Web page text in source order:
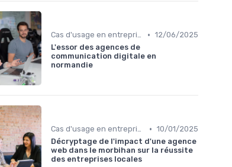
Cas d'usage en entreprise • 12/06/2025
L'essor des agences de
communication digitale en
normandie
Cas d'usage en entreprise • 10/01/2025
Décryptage de l'impact d'une agence
web dans le morbihan sur la réussite
des entreprises locales